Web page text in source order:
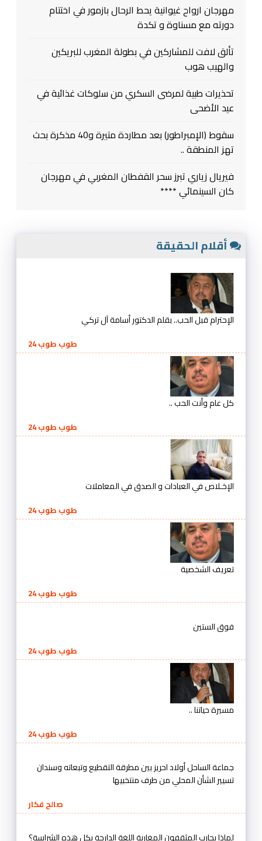
مهرجان ارواح غيوانية يحط الرحال بازمور في اختتام
دورته مع مسناوة و تكدة
تألق لافت للمشاركين في بطولة المغرب للبريكين
والهيب هوب
تحذيرات طبية لمرضى السكري من سلوكات غذائية في
عيد الأضحى
سقوط (الإمبراطور) بعد مطاردة متيرة و40 مذكرة بحث
تهز المنطقة ..
فيريال زياري تبرز سحر القفطان المغربي في مهرجان
كان السينمائي ****
أقلام الحقيقة
الإحترام قبل الحب.. بقلم الدكتور أسامة آل تركي
طوب طوب 24
كل عام وأنت الحب ..
طوب طوب 24
الإخـلاص في العبادات و الصدق في المعاملات
طوب طوب 24
تعريف الشخصية
طوب طوب 24
فوق الستين
طوب طوب 24
مسيرة حياتنا ..
طوب طوب 24
جماعة الساحل أولاد احريز بين مطرقة التقطيع وتبعاته وسندان
تسيير الشأن المحلي من طرف منتخبيها
صالح فكار
لماذا يحارب المثقفون المغاربة اللغة الدارجة بكل هذه الشراسة؟